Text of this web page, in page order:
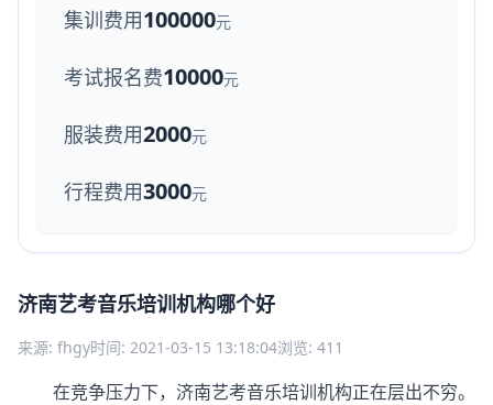
集训费用100000元
考试报名费10000元
服装费用2000元
行程费用3000元
济南艺考音乐培训机构哪个好
来源: fhgy时间: 2021-03-15 13:18:04浏览: 411
在竞争压力下，济南艺考音乐培训机构正在层出不穷。